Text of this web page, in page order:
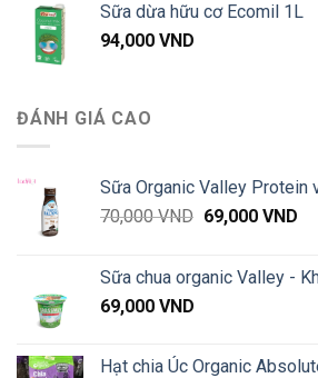
Sữa dừa hữu cơ Ecomil 1L
94,000 VND
ĐÁNH GIÁ CAO
Sữa Organic Valley Protein
70,000VND Giá
70,000 VND.
69,000 VNDGiá
là:
Sữa chua organic Valley -
69,000 VND
Hạt chia Úc Organic